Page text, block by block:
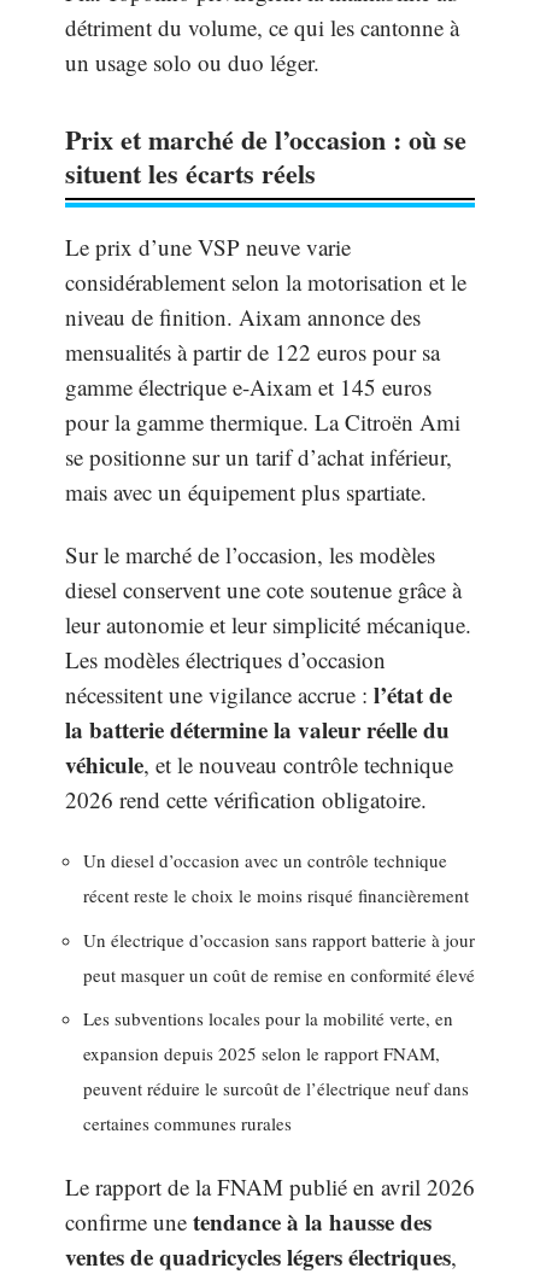
détriment du volume, ce qui les cantonne à
un usage solo ou duo léger.
Prix et marché de l’occasion : où se
situent les écarts réels
Le prix d’une VSP neuve varie
considérablement selon la motorisation et le
niveau de finition. Aixam annonce des
mensualités à partir de 122 euros pour sa
gamme électrique e-Aixam et 145 euros
pour la gamme thermique. La Citroën Ami
se positionne sur un tarif d’achat inférieur,
mais avec un équipement plus spartiate.
Sur le marché de l’occasion, les modèles
diesel conservent une cote soutenue grâce à
leur autonomie et leur simplicité mécanique.
Les modèles électriques d’occasion
nécessitent une vigilance accrue : l’état de
la batterie détermine la valeur réelle du
véhicule, et le nouveau contrôle technique
2026 rend cette vérification obligatoire.
Un diesel d’occasion avec un contrôle technique
récent reste le choix le moins risqué financièrement
Un électrique d’occasion sans rapport batterie à jour
peut masquer un coût de remise en conformité élevé
Les subventions locales pour la mobilité verte, en
expansion depuis 2025 selon le rapport FNAM,
peuvent réduire le surcoût de l’électrique neuf dans
certaines communes rurales
Le rapport de la FNAM publié en avril 2026
confirme une tendance à la hausse des
ventes de quadricycles légers électriques,